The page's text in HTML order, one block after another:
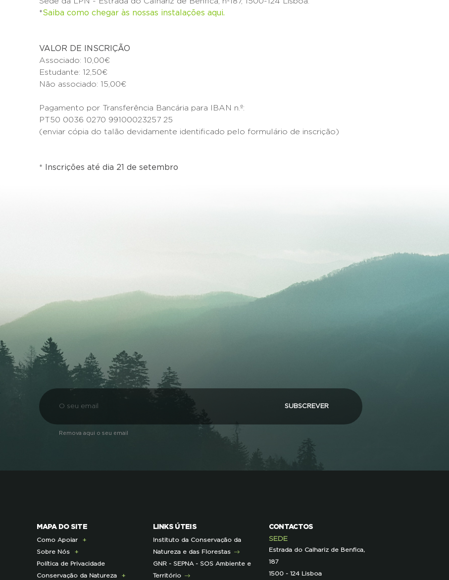
*Saiba como chegar às nossas instalações aqui.
VALOR DE INSCRIÇÃO
Associado: 10,00€
Estudante: 12,50€
Não associado: 15,00€
Pagamento por Transferência Bancária para IBAN n.º:
PT50 0036 0270 99100023257 25
(enviar cópia do talão devidamente identificado pelo formulário de inscrição)
* Inscrições até dia 21 de setembro
SUBSCREVER
Remova aqui o seu email
MAPA DO SITE
Como Apoiar
Doe Hoje
Consignação do IRS
Torne-se Associado
Sobre Nós
Apresentação
História
Política de Privacidade
Conservação da Natureza
LINKS ÚTEIS
Instituto da Conservação da
Natureza e das Florestas
GNR - SEPNA - SOS Ambiente e
Território
CONTACTOS
SEDE
Estrada do Calhariz de Benfica,
187
1500 - 124 Lisboa